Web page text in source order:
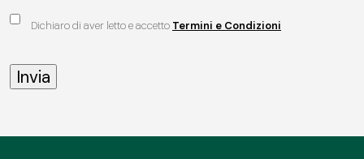
Dichiaro di aver letto e accetto Termini e Condizioni